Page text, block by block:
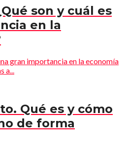
son y cuál es
en la
gran importancia en la economía
Qué es y cómo
de forma